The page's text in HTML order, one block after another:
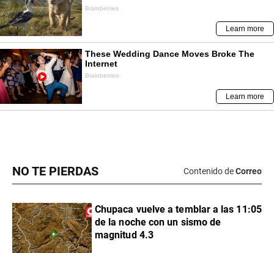
NO TE PIERDAS Contenido deCorreo
Chupaca vuelve a temblar a las 11:05
de la noche con un sismo de
magnitud 4.3